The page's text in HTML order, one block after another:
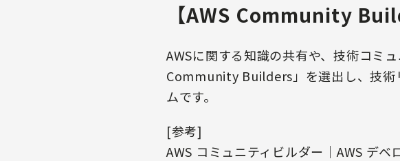
【AWS Community
AWSに関する知識の共有や、技術コミ
Community Builders」を選出し、技術
ムです。
[参考]
AWS コミュニティビルダー｜AWS デベ